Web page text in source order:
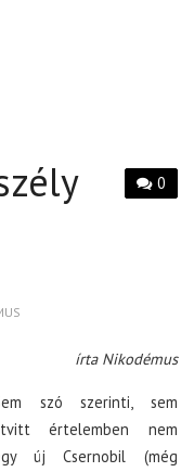
0
írta Nikodémus
szó szerinti, sem
értelemben nem
új Csernobil (még